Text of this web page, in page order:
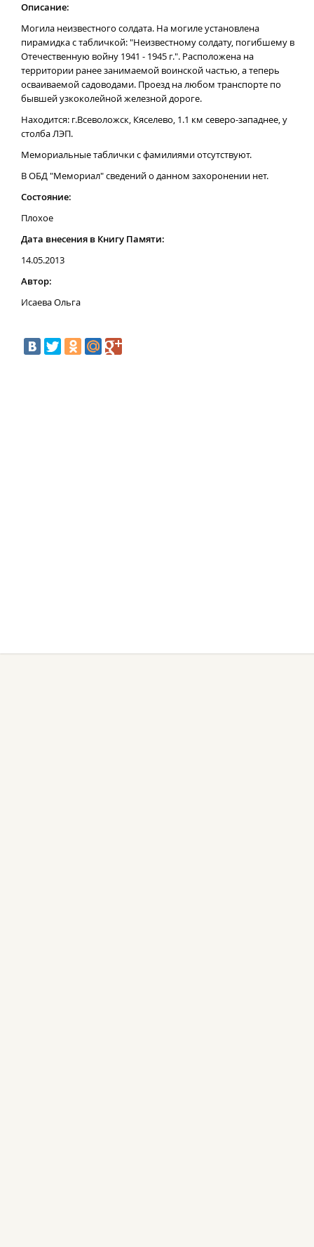
Описание:
Могила неизвестного солдата. На могиле установлена
пирамидка с табличкой: "Неизвестному солдату, погибшему в
Отечественную войну 1941 - 1945 г.". Расположена на
территории ранее занимаемой воинской частью, а теперь
осваиваемой садоводами. Проезд на любом транспорте по
бывшей узкоколейной железной дороге.
Находится: г.Всеволожск, Кяселево, 1.1 км северо-западнее, у
столба ЛЭП.
Мемориальные таблички с фамилиями отсутствуют.
В ОБД "Мемориал" сведений о данном захоронении нет.
Состояние:
Плохое
Дата внесения в Книгу Памяти:
14.05.2013
Автор:
Исаева Ольга